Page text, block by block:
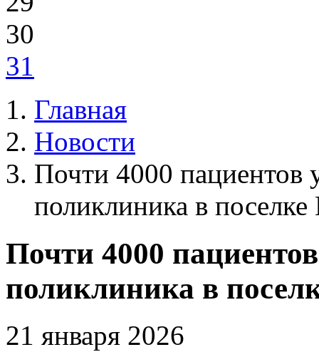
30
31
Главная
Новости
Почти 4000 пациентов
поликлиника в
Почти 4000
поликлиника в
21 января 2026